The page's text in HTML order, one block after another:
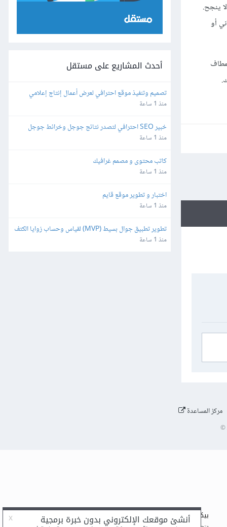
ينجح.
أو
أحدث المشاريع على مستقل
تصميم وتنفيذ موقع احترافي لعرض أعمال إنتاج إعلامي
منذ 1 ساعة
خبير SEO احترافي لتصدر نتائج جوجل وخرائط جوجل
منذ 1 ساعة
كاتب محتوى و مصمم غرافيك
منذ 1 ساعة
اختبار و تطوير موقع قايم
منذ 1 ساعة
تطوير تطبيق جوال بسيط (MVP) لقياس وحساب زوايا الكتف
منذ 1 ساعة
مركز المساعدة
©